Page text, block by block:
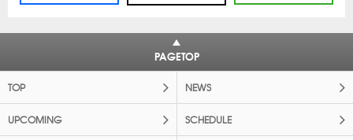
PAGETOP
TOP NEWS
UPCOMING SCHEDULE